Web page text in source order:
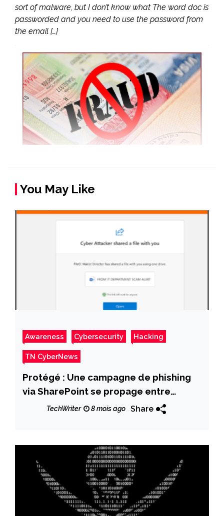
sort of malware, but I don’t know what The word doc is
passworded and you need to use the password from
the email […]
You May Like
Awareness Cybersecurity Hacking
TN CyberNews
Protégé : Une campagne de phishing
via SharePoint se propage entre
organisations Microsoft 365
TechWriter 8 mois ago Share